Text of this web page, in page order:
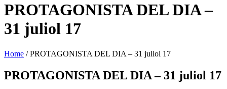
PROTAGONISTA DEL DIA –
31 juliol 17
Home /PROTAGONISTA DEL DIA – 31 juliol 17
PROTAGONISTA DEL DIA – 31 juliol 17